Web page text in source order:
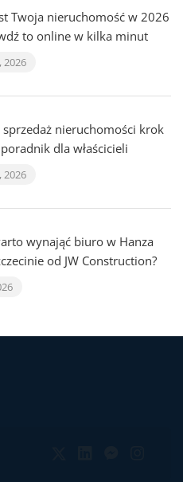
Twoja nieruchomość w 2026
to online w kilka minut
2026
sprzedaż nieruchomości krok
dla właścicieli
2026
wynająć biuro w Hanza
od JW Construction?